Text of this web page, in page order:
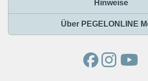
Hinweise
Über PEGELONLINE